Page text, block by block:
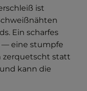
ist
Ein scharfes
— eine stumpfe
zerquetscht statt
kann die